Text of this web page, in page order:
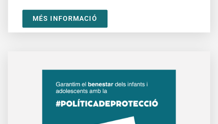
MÉS INFORMACIÓ